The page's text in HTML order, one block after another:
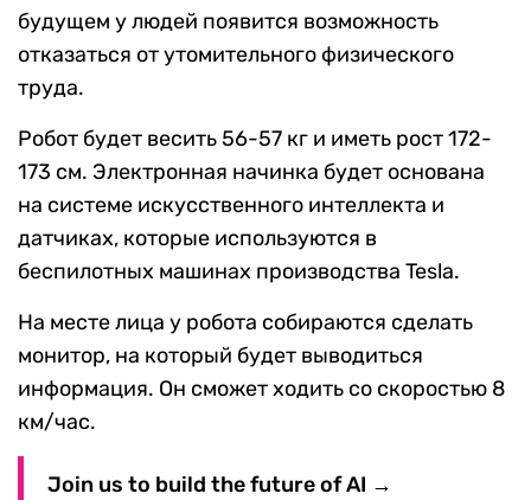
будущем у людей появится возможность
отказаться от утомительного физического
труда.
Робот будет весить 56-57 кг и иметь рост 172-
173 см. Электронная начинка будет основана
на системе искусственного интеллекта и
датчиках, которые используются в
беспилотных машинах производства Tesla.
На месте лица у робота собираются сделать
монитор, на который будет выводиться
информация. Он сможет ходить со скоростью 8
км/час.
Join us to build the future of AI →